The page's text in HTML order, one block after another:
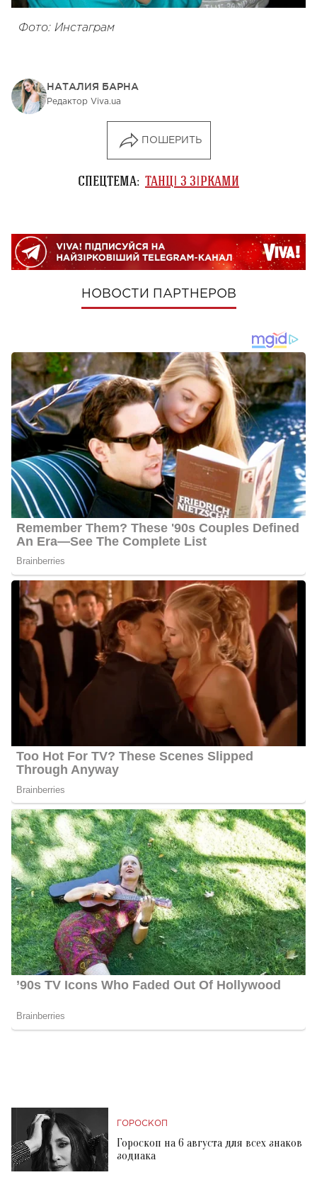
Фото: Инстаграм
НАТАЛИЯ БАРНА
Редактор Viva.ua
ПОШЕРИТЬ
СПЕЦТЕМА: ТАНЦІ З ЗІРКАМИ
НОВОСТИ ПАРТНЕРОВ
ГОРОСКОП
Гороскоп на 6 августа для всех знаков
зодиака